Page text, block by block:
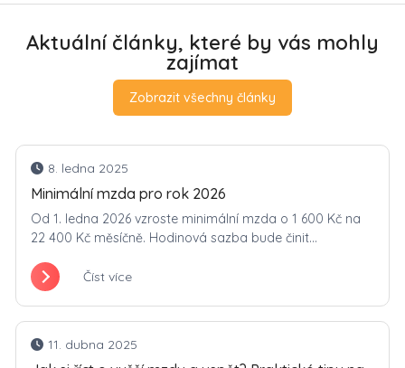
Aktuální články, které by vás mohly
zajímat
Zobrazit všechny články
8. ledna 2025
Minimální mzda pro rok 2026
Od 1. ledna 2026 vzroste minimální mzda o 1 600 Kč na
22 400 Kč měsíčně. Hodinová sazba bude činit...
Číst více
11. dubna 2025